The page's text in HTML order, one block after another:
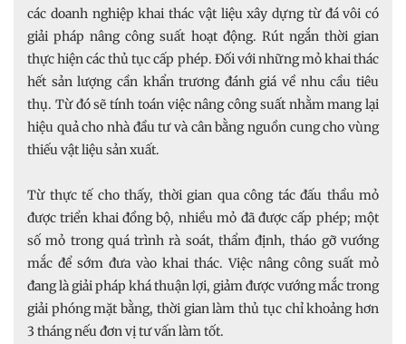
các doanh nghiệp khai thác vật liệu xây dựng từ đá vôi có
giải pháp nâng công suất hoạt động. Rút ngắn thời gian
thực hiện các thủ tục cấp phép. Đối với những mỏ khai thác
hết sản lượng cần khẩn trương đánh giá về nhu cầu tiêu
thụ. Từ đó sẽ tính toán việc nâng công suất nhằm mang lại
hiệu quả cho nhà đầu tư và cân bằng nguồn cung cho vùng
thiếu vật liệu sản xuất.
Từ thực tế cho thấy, thời gian qua công tác đấu thầu mỏ
được triển khai đồng bộ, nhiều mỏ đã được cấp phép; một
số mỏ trong quá trình rà soát, thẩm định, tháo gỡ vướng
mắc để sớm đưa vào khai thác. Việc nâng công suất mỏ
đang là giải pháp khá thuận lợi, giảm được vướng mắc trong
giải phóng mặt bằng, thời gian làm thủ tục chỉ khoảng hơn
3 tháng nếu đơn vị tư vấn làm tốt.